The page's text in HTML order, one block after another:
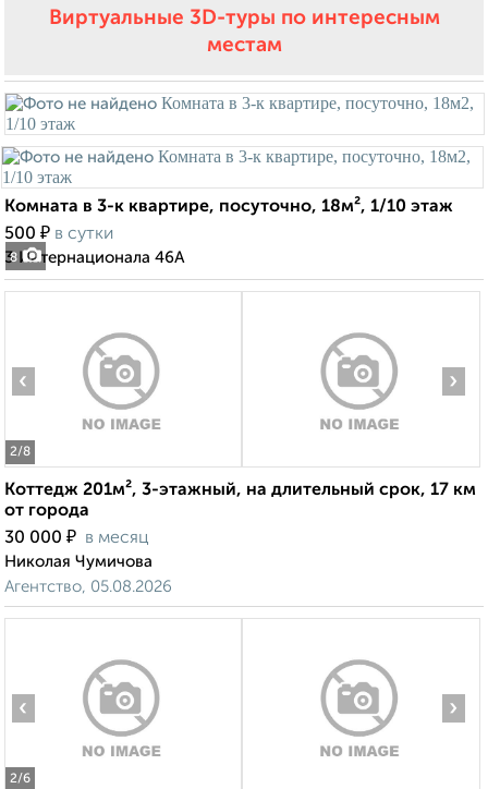
Виртуальные 3D-туры по интересным
местам
8
Комната в 3-к квартире, посуточно, 18м², 1/10 этаж
500 ₽ в сутки
3 Интернационала 46А
2/8
‹ ›
Коттедж 201м², 3-этажный, на длительный срок, 17 км
от города
30 000 ₽ в месяц
Николая Чумичова
Агентство, 05.08.2026
2/6
‹ ›